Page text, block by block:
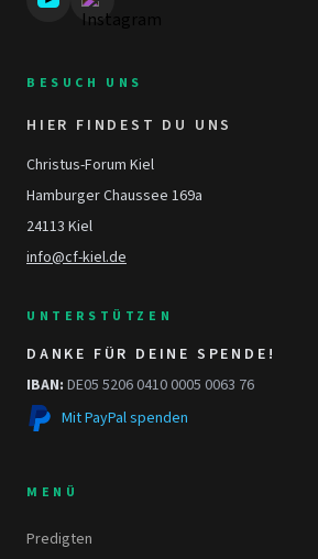
BESUCH UNS
HIER FINDEST DU UNS
Christus-Forum Kiel
Hamburger Chaussee 169a
24113 Kiel
info@cf-kiel.de
UNTERSTÜTZEN
DANKE FÜR DEINE SPENDE!
IBAN: DE05 5206 0410 0005 0063 76
Mit PayPal spenden
MENÜ
Predigten